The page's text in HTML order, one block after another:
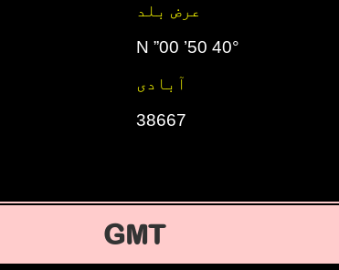
عرض بلد
40° 50’ 00” N
آبادی
38667
GMT